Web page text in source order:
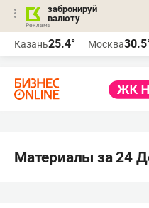
забронируй
валюту
Казань25.4° Москва
Материалы за 24